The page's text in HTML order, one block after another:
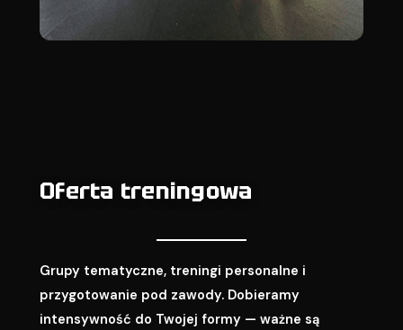
Oferta treningowa
Grupy tematyczne, treningi personalne i
przygotowanie pod zawody. Dobieramy
intensywność do Twojej formy — ważne są